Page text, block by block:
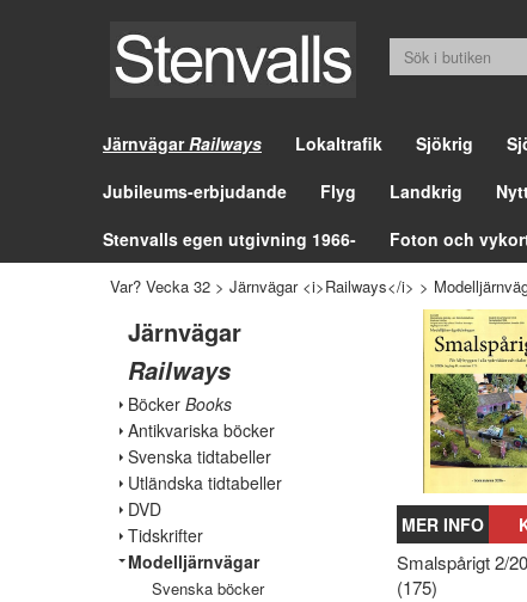
JärnvägarRailways Lokaltrafik Sjökrig
Jubileums-erbjudande
Flyg Landkrig
Stenvalls egen utgivning 1966-
Foton och
Var? Vecka 32 > Järnvägar <i>Railways</i> >
Järnvägar
Railways
Böcker Books
Antikvariska böcker
Svenska tidtabeller
Utländska tidtabeller
DVD
Tidskrifter
Modelljärnvägar
Svenska böcker
MER INFO
Smalspårigt 2/
(175)